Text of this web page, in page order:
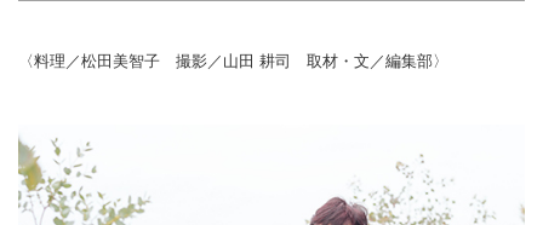
〈料理／松田美智子 撮影／山田 耕司 取材・文／編集部〉